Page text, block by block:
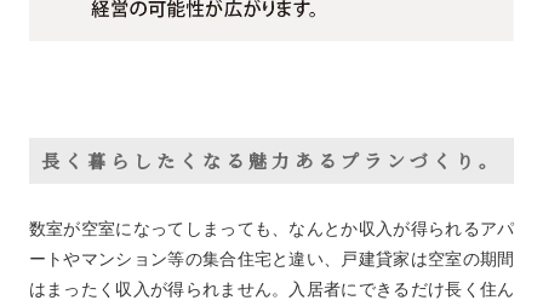
長く暮らしたくなる魅力あるプランづくり。
数室が空室になってしまっても、なんとか収入が得られるアパ
ートやマンション等の集合住宅と違い、戸建貸家は空室の期間
はまったく収入が得られません。入居者にできるだけ長く住ん